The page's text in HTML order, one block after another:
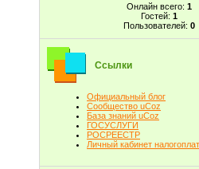
Онлайн всего: 1
Гостей: 1
Пользователей: 0
Ссылки
Официальный блог
Сообщество uCoz
База знаний uCoz
ГОСУСЛУГИ
РОСРЕЕСТР
Личный кабинет